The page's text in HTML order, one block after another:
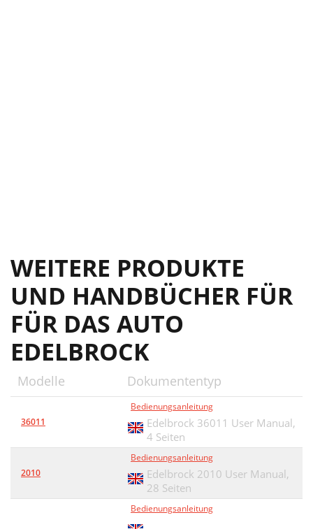
WEITERE PRODUKTE
UND HANDBÜCHER FÜR
FÜR DAS AUTO
EDELBROCK
Modelle Dokumententyp
36011
Bedienungsanleitung
Edelbrock 36011 User Manual,
4 Seiten
2010
Bedienungsanleitung
Edelbrock 2010 User Manual,
28 Seiten
Bedienungsanleitung